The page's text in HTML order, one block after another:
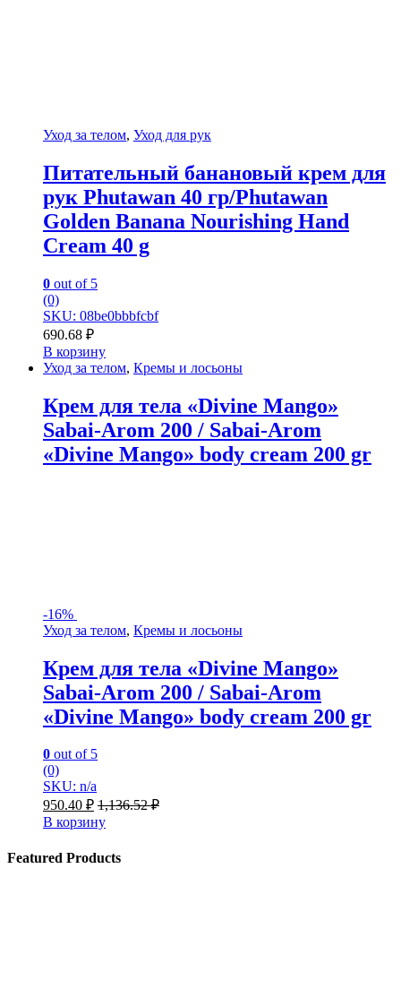
Уход за телом, Уход для рук
Питательный банановый крем для
рук Phutawan 40 гр/Phutawan
Golden Banana Nourishing Hand
Cream 40 g
0 out of 5
(0)
SKU: 08be0bbbfcbf
690.68 ₽
В корзину
Уход за телом, Кремы и лосьоны
Крем для тела «Divine Mango»
Sabai-Arom 200 / Sabai-Arom
«Divine Mango» body cream 200 gr
-16%
Уход за телом, Кремы и лосьоны
Крем для тела «Divine Mango»
Sabai-Arom 200 / Sabai-Arom
«Divine Mango» body cream 200 gr
0 out of 5
(0)
SKU: n/a
950.40 ₽ 1,136.52₽
В корзину
Featured Products